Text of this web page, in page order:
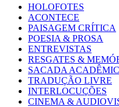
Primary
Menu
HOLOFOTES
ACONTECE
PAISAGEM CRÍTICA
POESIA & PROSA
ENTREVISTAS
RESGATES &
SACADA
TRADUÇÃO LIVRE
INTERLOCUÇÕES
CINEMA &